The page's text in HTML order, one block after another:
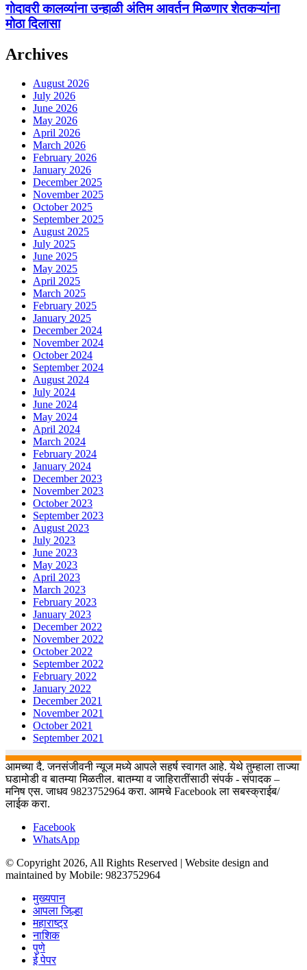
गोदावरी कालव्यांना उन्हाळी अंतिम आवर्तन मिळणार शेतकऱ्यांना
मोठा दिलासा
Archives
August 2026
July 2026
June 2026
May 2026
April 2026
March 2026
February 2026
January 2026
December 2025
November 2025
October 2025
September 2025
August 2025
July 2025
June 2025
May 2025
April 2025
March 2025
February 2025
January 2025
December 2024
November 2024
October 2024
September 2024
August 2024
July 2024
June 2024
May 2024
April 2024
March 2024
February 2024
January 2024
December 2023
November 2023
October 2023
September 2023
August 2023
July 2023
June 2023
May 2023
April 2023
March 2023
February 2023
January 2023
December 2022
November 2022
October 2022
September 2022
February 2022
January 2022
December 2021
November 2021
October 2021
September 2021
आमच्या दै. जनसंजीवनी न्यूज मध्ये आपले सहर्ष स्वागत आहे. येथे तुम्हाला ताज्या
घडामोडी व बातम्या मिळतील. बातम्या व जाहिरातींसाठी संपर्क - संपादक –
मनिष एस. जाधव 9823752964 करा. आमचे Facebook ला सबस्क्राईब/
लाईक करा.
Facebook
WhatsApp
© Copyright 2026, All Rights Reserved | Website design and
maintained by Mobile: 9823752964
मुख्यपान
आपला जिल्हा
महाराष्ट्र
नाशिक
पुणे
ई पेपर